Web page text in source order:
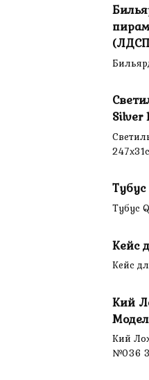
Silver
Тубус
Кейс
Кейс
Кий
Кий
№036